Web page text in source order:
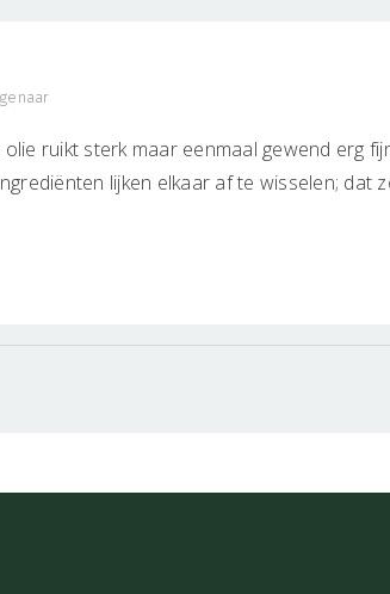
ruikt sterk maar eenmaal gewend erg
lijken elkaar af te wisselen; dat
teruggenomen wordt naar de geur, een